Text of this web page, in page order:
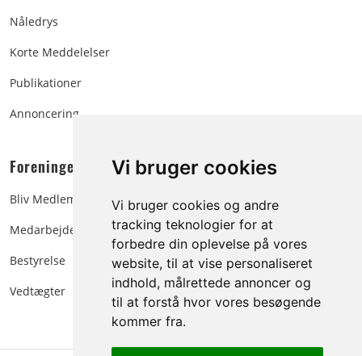
Vi bruger cookies
Vi bruger cookies og andre
tracking teknologier for at
forbedre din oplevelse på vores
website, til at vise personaliseret
indhold, målrettede annoncer og
til at forstå hvor vores besøgende
kommer fra.
Nåledrys
Korte Meddelelser
Publikationer
Annoncering
Foreningen:
Bliv Medlem
Medarbejdere
Bestyrelse
Vedtægter